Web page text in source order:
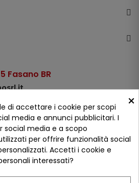
Fasano BR
51 100
×
di accettare i cookie per scopi
media e annunci pubblicitari. I
social media e a scopo
per offrire funzionalità social
Accetti i cookie e
interessati?